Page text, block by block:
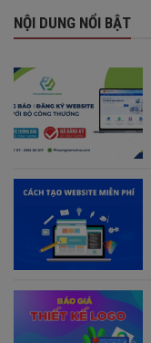
NỘI DUNG NỔI BẬT